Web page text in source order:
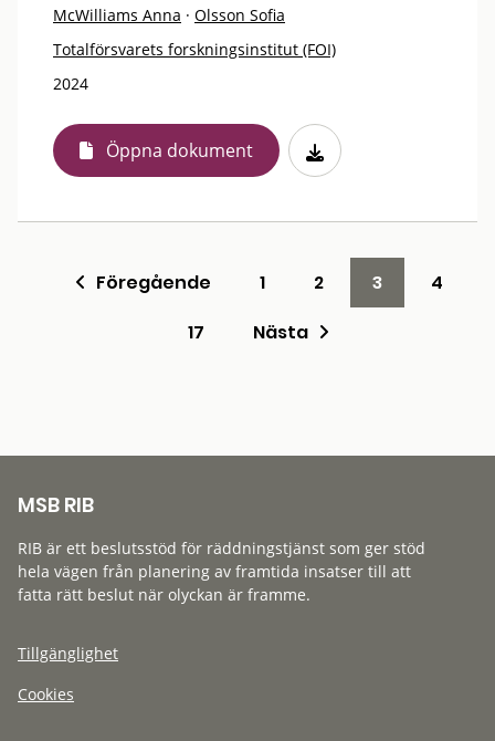
McWilliams Anna · Olsson Sofia
Totalförsvarets forskningsinstitut (FOI)
2024
Öppna dokument
Föregående 1 2 3
4
17
Nästa
MSB RIB
RIB är ett beslutsstöd för räddningstjänst som ger stöd
hela vägen från planering av framtida insatser till att
fatta rätt beslut när olyckan är framme.
Tillgänglighet
Cookies